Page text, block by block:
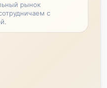
рынок
с